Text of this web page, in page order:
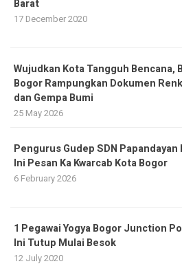
Barat
17 December 2020
​Wujudkan Kota Tangguh Bencana,
Bogor Rampungkan Dokumen
dan Gempa Bumi
25 May 2026
Pengurus Gudep SDN Papandayan
Ini Pesan Ka Kwarcab Kota Bogor
6 February 2026
1 Pegawai Yogya Bogor Junction
Ini Tutup Mulai Besok
12 July 2020